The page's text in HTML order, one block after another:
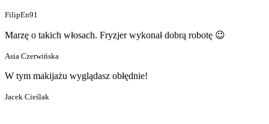
FilipEn91
Marzę o takich włosach. Fryzjer wykonał dobrą robotę 😉
Asia Czerwińska
W tym makijażu wyglądasz obłędnie!
Jacek Cieślak